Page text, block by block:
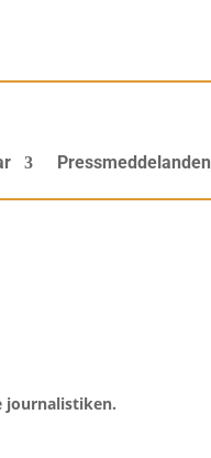
Pressmeddelanden
journalistiken.